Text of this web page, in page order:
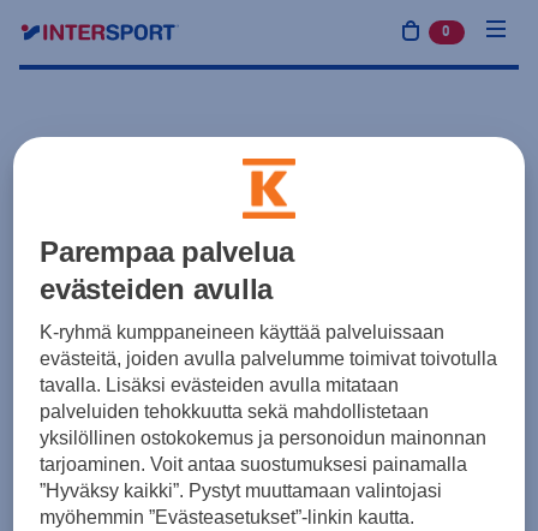
0 tuotetta
Parempaa palvelua
evästeiden avulla
K-ryhmä kumppaneineen käyttää palveluissaan
evästeitä, joiden avulla palvelumme toimivat toivotulla
tavalla. Lisäksi evästeiden avulla mitataan
palveluiden tehokkuutta sekä mahdollistetaan
yksilöllinen ostokokemus ja personoidun mainonnan
tarjoaminen. Voit antaa suostumuksesi painamalla
”Hyväksy kaikki”. Pystyt muuttamaan valintojasi
myöhemmin ”Evästeasetukset”-linkin kautta.